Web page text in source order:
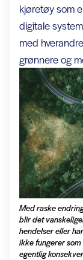
kjøretøy som
digitale
med
grønnere og
Med raske
blir det
hendelser eller
ikke fungerer
egentlig